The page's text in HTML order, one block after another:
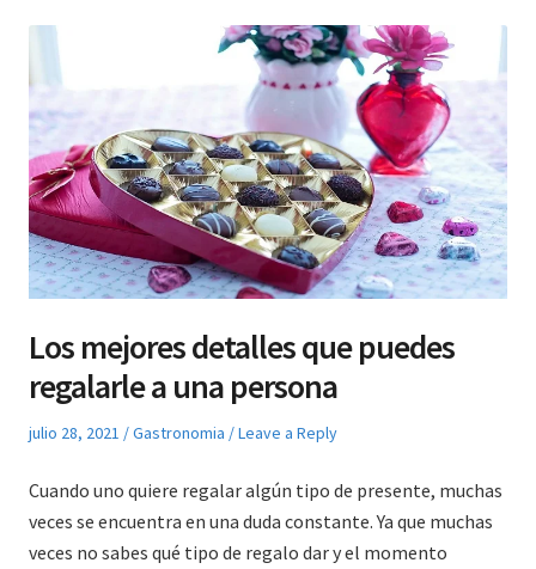
Los mejores detalles que puedes
regalarle a una persona
Posted
julio 28, 2021
Posted
Gastronomia Leave a Reply
Cuando uno quiere regalar algún tipo de presente, muchas
veces se encuentra en una duda constante. Ya que muchas
veces no sabes qué tipo de regalo dar y el momento